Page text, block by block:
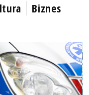
Biznes